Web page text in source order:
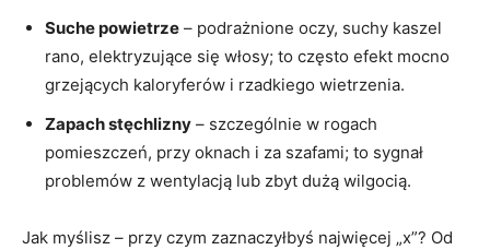
Suche powietrze – podrażnione oczy, suchy kaszel
rano, elektryzujące się włosy; to często efekt mocno
grzejących kaloryferów i rzadkiego wietrzenia.
Zapach stęchlizny – szczególnie w rogach
pomieszczeń, przy oknach i za szafami; to sygnał
problemów z wentylacją lub zbyt dużą wilgocią.
Jak myślisz – przy czym zaznaczyłbyś najwięcej „x”? Od